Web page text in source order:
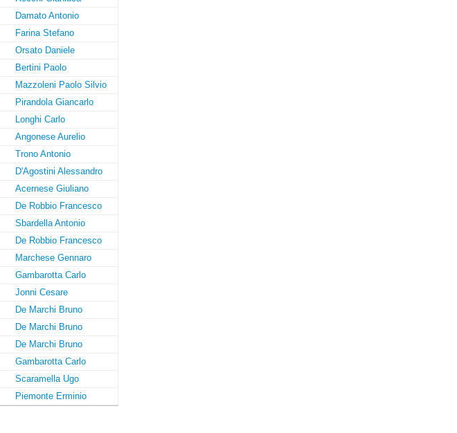
Damato Antonio
Farina Stefano
Orsato Daniele
Bertini Paolo
Mazzoleni Paolo Silvio
Pirandola Giancarlo
Longhi Carlo
Angonese Aurelio
Trono Antonio
D'Agostini Alessandro
Acernese Giuliano
De Robbio Francesco
Sbardella Antonio
De Robbio Francesco
Marchese Gennaro
Gambarotta Carlo
Jonni Cesare
De Marchi Bruno
De Marchi Bruno
De Marchi Bruno
Gambarotta Carlo
Scaramella Ugo
Piemonte Erminio